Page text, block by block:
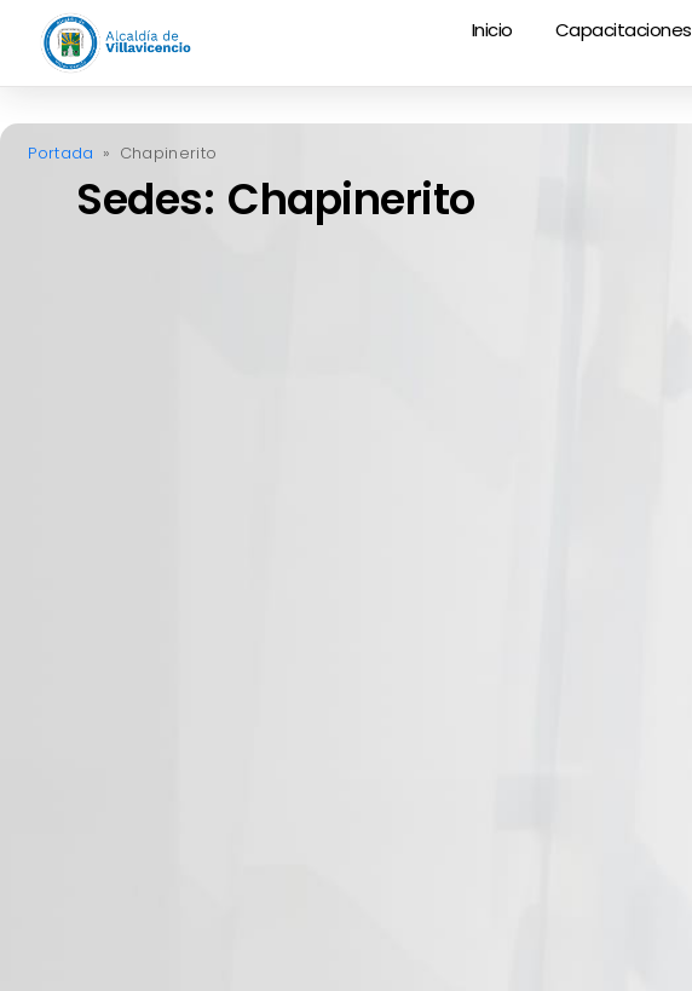
Inicio Capacitaciones
Portada » Chapinerito
Sedes: Chapinerito